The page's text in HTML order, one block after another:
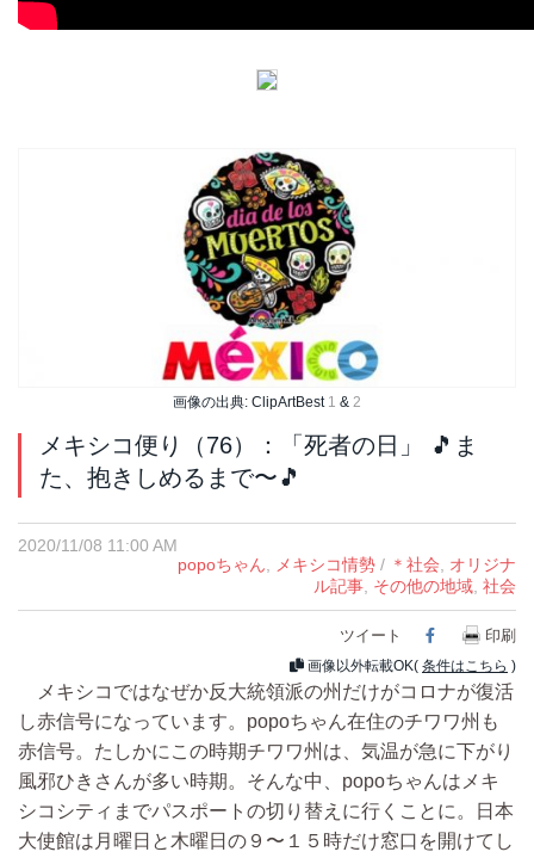
画像の出典: ClipArtBest 1 & 2
メキシコ便り（76）：「死者の日」 🎵ま
た、抱きしめるまで〜🎵
2020/11/08 11:00 AM
popoちゃん
メキシコ情勢 / ＊社会
オリジナ
ル記事 その他の地域 社会
ツイート Facebook
印刷
画像以外転載OK( 条件はこちら )
メキシコではなぜか反大統領派の州だけがコロナが復活
し赤信号になっています。popoちゃん在住のチワワ州も
赤信号。たしかにこの時期チワワ州は、気温が急に下がり
風邪ひきさんが多い時期。そんな中、popoちゃんはメキ
シコシティまでパスポートの切り替えに行くことに。日本
大使館は月曜日と木曜日の９〜１５時だけ窓口を開けてし